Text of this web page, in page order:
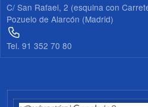
C/ San Rafael, 2 (esquina con
Pozuelo de Alarcón (Madrid)
Tel. 91 352 70 80